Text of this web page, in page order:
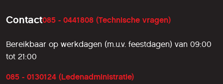
Contact085 - 0441808 (Technische vragen)
Bereikbaar op werkdagen (m.u.v. feestdagen) van 09:00
tot 21:00
085 - 0130124 (Ledenadministratie)